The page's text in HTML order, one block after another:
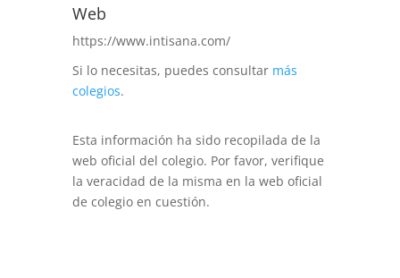
Web
https://www.intisana.com/
Si lo necesitas, puedes consultar más
colegios.
Esta información ha sido recopilada de la
web oficial del colegio. Por favor, verifique
la veracidad de la misma en la web oficial
de colegio en cuestión.